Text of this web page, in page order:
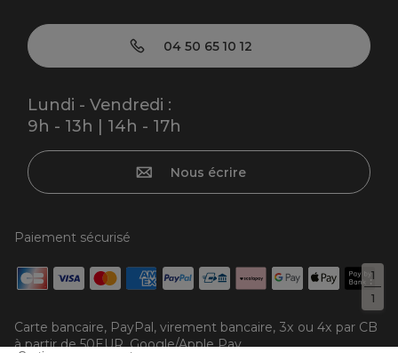
1
1
04 50 65 10 12
Lundi - Vendredi :
9h - 13h | 14h - 17h
Nous écrire
Paiement sécurisé
Carte bancaire, PayPal, virement bancaire, 3x ou 4x par CB
à partir de 50EUR, Google/Apple Pay.